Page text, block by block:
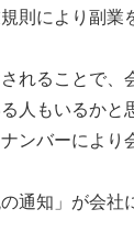
則により副業
れることで、
人もいるかと
ンバーにより
通知」が会社